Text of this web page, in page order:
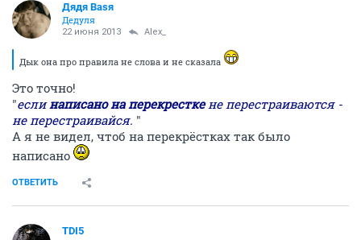
Дядя Ваsя
Дедуля
22 июня 2013 Alex_
Дык она про правила не слова и не сказала
Это точно!
"еслинаписано на перекресткене перестраиваются -
не перестраивайся. "
А я не видел, чтоб на перекрёстках так было
написано
ОТВЕТИТЬ
TDI5